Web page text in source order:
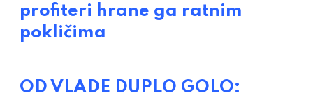
profiteri hrane ga ratnim
pokličima
OD VLADE DUPLO GOLO: